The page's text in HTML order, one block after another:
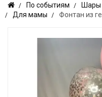
По событиям Шары
Для мамы
Фонтан из